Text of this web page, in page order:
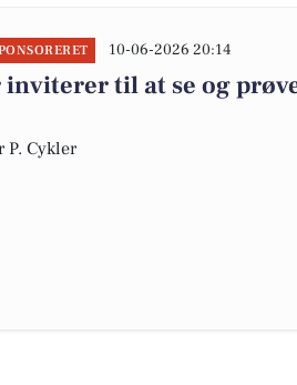
10-06-2026 20:14
inviterer til at se og
P. Cykler